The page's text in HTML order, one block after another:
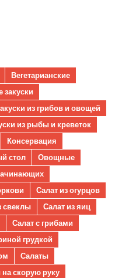
Вегетарианские
закуски
из грибов и овощей
из рыбы и креветок
Консервация
стол
Овощные
Салат из огурцов
свеклы
Салат из яиц
Салат с грибами
грудкой
Салаты
скорую руку